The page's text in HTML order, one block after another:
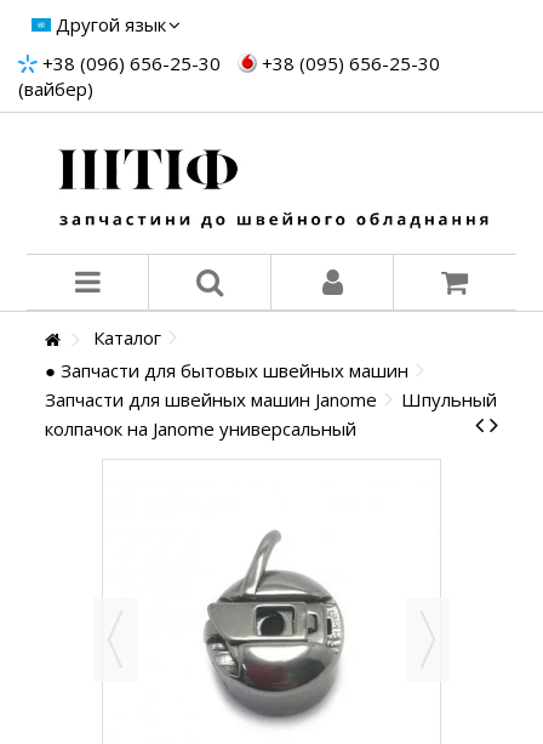
Другой язык
+38 (096) 656-25-30
+38 (095) 656-25-30
(вайбер)
Каталог
● Запчасти для бытовых швейных машин
Запчасти для швейных машин Janome
Шпульный
колпачок на Janome универсальный